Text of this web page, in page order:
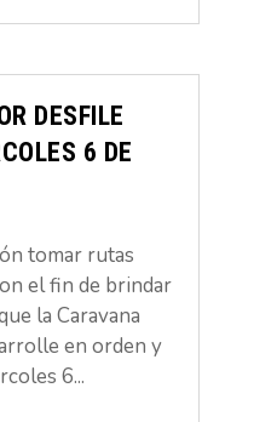
DESFILE
6 DE
tomar rutas
el fin de brindar
la Caravana
en orden y
6...